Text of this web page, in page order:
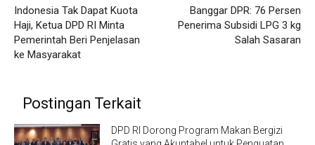
Indonesia Tak Dapat Kuota
Haji, Ketua DPD RI Minta
Pemerintah Beri Penjelasan
ke Masyarakat
Banggar DPR: 76 Persen
Penerima Subsidi LPG 3 kg
Salah Sasaran
Postingan Terkait
DPD RI Dorong Program Makan Bergizi